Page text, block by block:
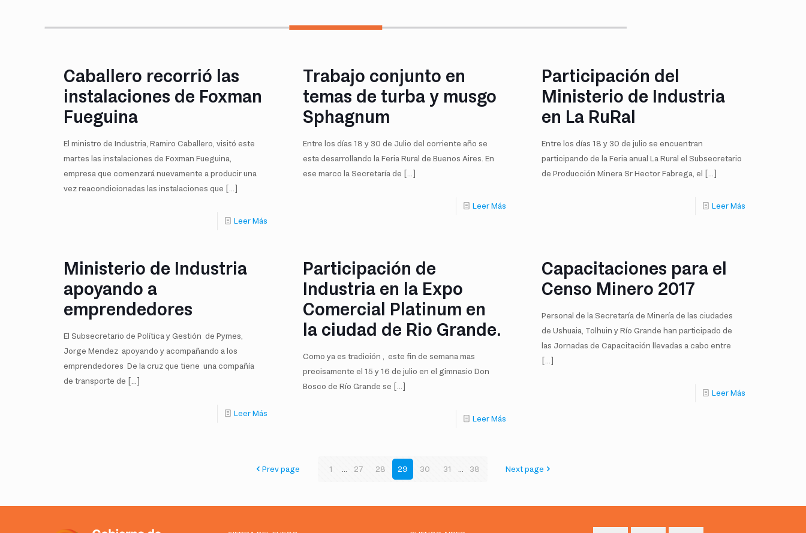
Caballero recorrió las
instalaciones de Foxman
Fueguina
El ministro de Industria, Ramiro Caballero, visitó este
martes las instalaciones de Foxman Fueguina,
empresa que comenzará nuevamente a producir una
vez reacondicionadas las instalaciones que […]
Leer Más
Trabajo conjunto en
temas de turba y musgo
Sphagnum
Entre los días 18 y 30 de Julio del corriente año se
esta desarrollando la Feria Rural de Buenos Aires. En
ese marco la Secretaría de […]
Leer Más
Participación del
Ministerio de Industria
en La RuRal
Entre los días 18 y 30 de julio se encuentran
participando de la Feria anual La Rural el Subsecretario
de Producción Minera Sr Hector Fabrega, el […]
Leer Más
Ministerio de Industria
apoyando a
emprendedores
El Subsecretario de Política y Gestión de Pymes,
Jorge Mendez apoyando y acompañando a los
emprendedores De la cruz que tiene una compañía
de transporte de […]
Leer Más
Participación de
Industria en la Expo
Comercial Platinum en
la ciudad de Rio Grande.
Como ya es tradición , este fin de semana mas
precisamente el 15 y 16 de julio en el gimnasio Don
Bosco de Río Grande se […]
Leer Más
Capacitaciones para el
Censo Minero 2017
Personal de la Secretaría de Minería de las ciudades
de Ushuaia, Tolhuin y Río Grande han participado de
las Jornadas de Capacitación llevadas a cabo entre
[…]
Leer Más
Prev page 1 ... 27 28 29 30 31 ... 38 Next page